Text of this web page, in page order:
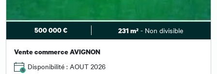
500 000 € 231 m²- Non divisible
Vente commerce AVIGNON
Disponibilité : AOUT 2026